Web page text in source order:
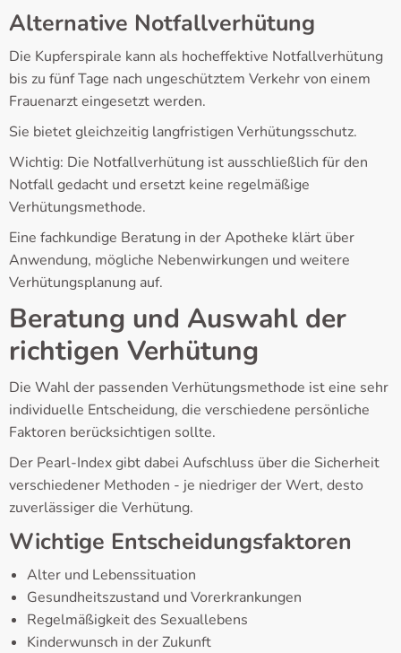
Alternative Notfallverhütung
Die Kupferspirale kann als hocheffektive Notfallverhütung
bis zu fünf Tage nach ungeschütztem Verkehr von einem
Frauenarzt eingesetzt werden.
Sie bietet gleichzeitig langfristigen Verhütungsschutz.
Wichtig: Die Notfallverhütung ist ausschließlich für den
Notfall gedacht und ersetzt keine regelmäßige
Verhütungsmethode.
Eine fachkundige Beratung in der Apotheke klärt über
Anwendung, mögliche Nebenwirkungen und weitere
Verhütungsplanung auf.
Beratung und Auswahl der
richtigen Verhütung
Die Wahl der passenden Verhütungsmethode ist eine sehr
individuelle Entscheidung, die verschiedene persönliche
Faktoren berücksichtigen sollte.
Der Pearl-Index gibt dabei Aufschluss über die Sicherheit
verschiedener Methoden - je niedriger der Wert, desto
zuverlässiger die Verhütung.
Wichtige Entscheidungsfaktoren
Alter und Lebenssituation
Gesundheitszustand und Vorerkrankungen
Regelmäßigkeit des Sexuallebens
Kinderwunsch in der Zukunft